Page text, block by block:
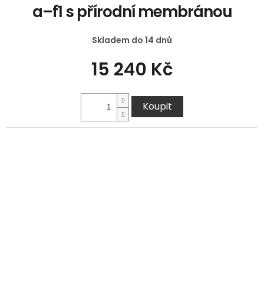
a–f1 s přírodní membránou
Skladem do 14 dnů
15 240 Kč
Koupit